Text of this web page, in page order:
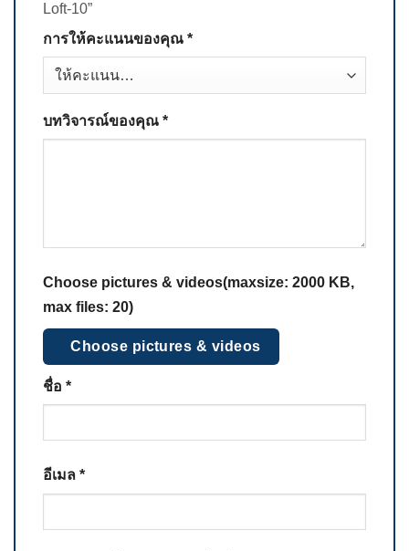
Loft-10”
การให้คะแนนของคุณ *
บทวิจารณ์ของคุณ *
Choose pictures & videos(maxsize: 2000 KB,
max files: 20)
Choose pictures & videos
ชื่อ *
อีเมล *